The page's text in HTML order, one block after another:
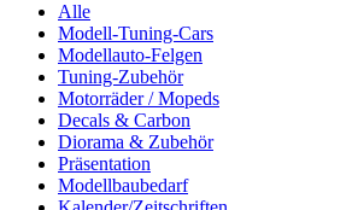
Alle
Modell-Tuning-Cars
Modellauto-Felgen
Tuning-Zubehör
Motorräder / Mopeds
Decals & Carbon
Diorama & Zubehör
Präsentation
Modellbaubedarf